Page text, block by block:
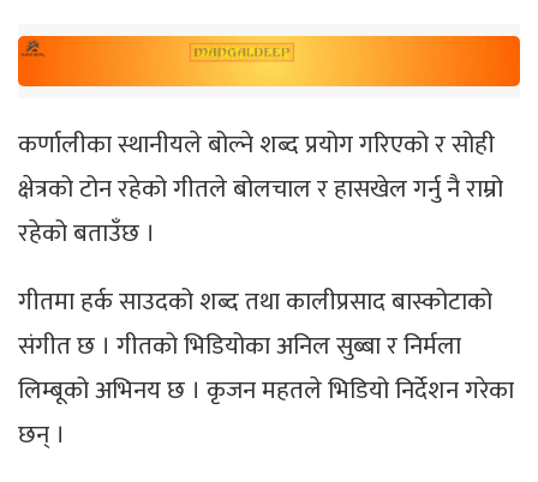
कर्णालीका स्थानीयले बोल्ने शब्द प्रयोग गरिएको र सोही
क्षेत्रको टोन रहेको गीतले बोलचाल र हासखेल गर्नु नै राम्रो
रहेको बताउँछ ।
गीतमा हर्क साउदको शब्द तथा कालीप्रसाद बास्कोटाको
संगीत छ । गीतको भिडियोका अनिल सुब्बा र निर्मला
लिम्बूको अभिनय छ । कृजन महतले भिडियो निर्देशन गरेका
छन् ।